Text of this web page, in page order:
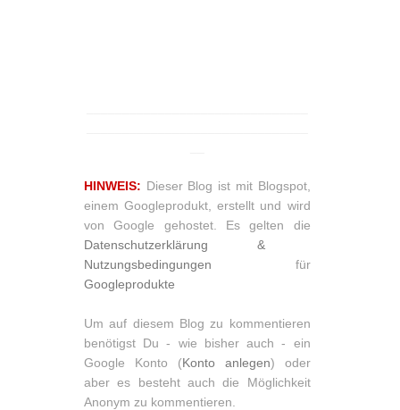
HINWEIS: Dieser Blog ist mit Blogspot,
einem Googleprodukt, erstellt und wird
von Google gehostet. Es gelten die
Datenschutzerklärung &
Nutzungsbedingungen
für
Googleprodukte
Um auf diesem Blog zu kommentieren
benötigst Du - wie bisher auch - ein
Google Konto (Konto anlegen) oder
aber es besteht auch die Möglichkeit
Anonym zu kommentieren.